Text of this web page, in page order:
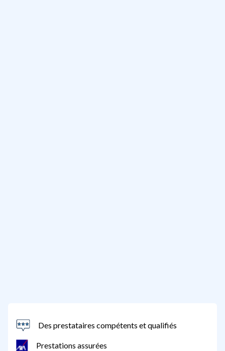
Des prestataires compétents et qualifiés
Prestations assurées